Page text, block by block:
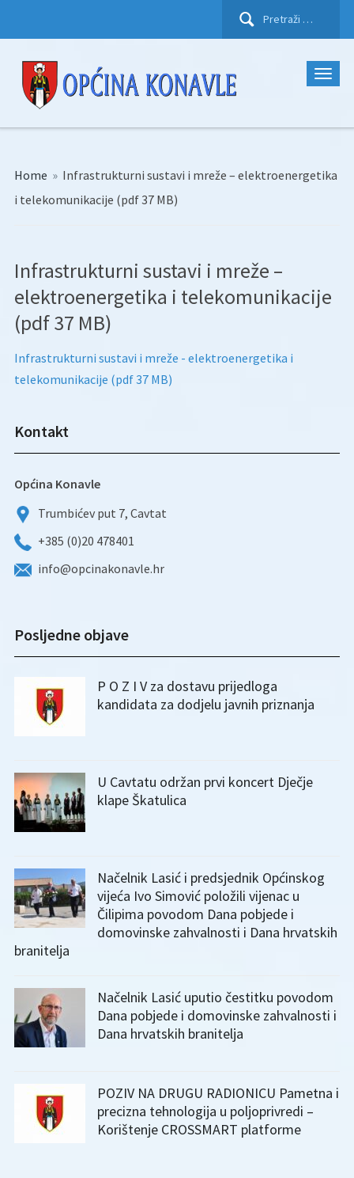
Pretraži:
Home » Infrastrukturni sustavi i mreže – elektroenergetika
i telekomunikacije (pdf 37 MB)
Infrastrukturni sustavi i mreže –
elektroenergetika i telekomunikacije
(pdf 37 MB)
Infrastrukturni sustavi i mreže - elektroenergetika i
telekomunikacije (pdf 37 MB)
Kontakt
Općina Konavle
Trumbićev put 7, Cavtat
+385 (0)20 478401
info@opcinakonavle.hr
Posljedne objave
P O Z I V za dostavu prijedloga
kandidata za dodjelu javnih priznanja
U Cavtatu održan prvi koncert Dječje
klape Škatulica
Načelnik Lasić i predsjednik Općinskog
vijeća Ivo Simović položili vijenac u
Čilipima povodom Dana pobjede i
domovinske zahvalnosti i Dana hrvatskih
branitelja
Načelnik Lasić uputio čestitku povodom
Dana pobjede i domovinske zahvalnosti i
Dana hrvatskih branitelja
POZIV NA DRUGU RADIONICU Pametna i
precizna tehnologija u poljoprivredi –
Korištenje CROSSMART platforme